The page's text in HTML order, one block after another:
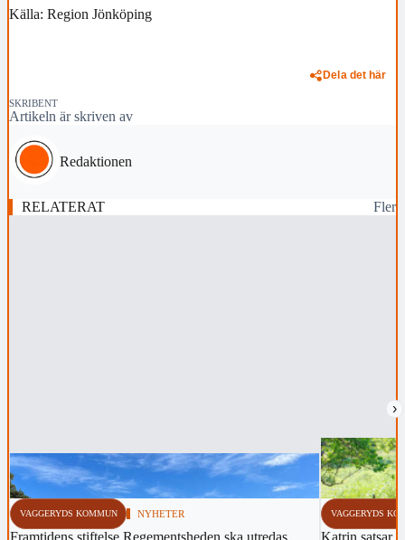
Källa: Region Jönköping
Dela det här
SKRIBENT
Artikeln är skriven av
Redaktionen
RELATERAT Fler
›
VAGGERYDS KOMMUN NYHETER
Framtidens stiftelse Regementsheden ska utredas
VAGGERYDS
Katrin satsar